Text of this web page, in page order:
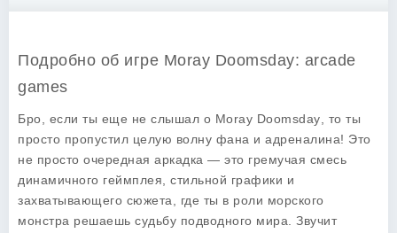
Подробно об игре Moray Doomsday: arcade
games
Бро, если ты еще не слышал о Moray Doomsday , то ты
просто пропустил целую волну фана и адреналина! Это
не просто очередная аркадка — это гремучая смесь
динамичного геймплея, стильной графики и
захватывающего сюжета, где ты в роли морского
монстра решаешь судьбу подводного мира. Звучит